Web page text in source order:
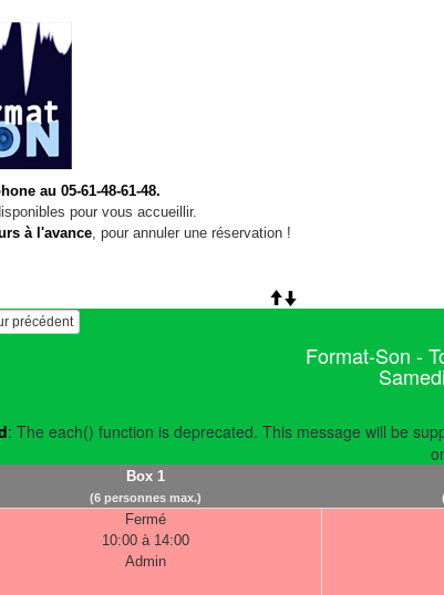
au 05-61-48-61-48.
pour vous accueillir.
à l'avance, pour annuler une réservation !
précédent
Format-Son -
: The each() function is deprecated. This message will be
Box 1
(6 personnes max.)
Fermé
10:00 à 14:00
Admin